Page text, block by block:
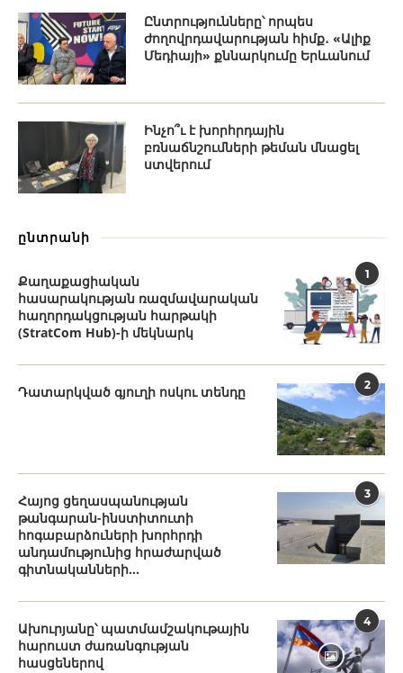
Ընտրությունները՝ որպես
ժողովրդավարության հիմք․ «Ալիք
Մեդիայի» քննարկումը Երևանում
Ինչո՞ւ է խորհրդային
բռնաճնշումների թեման մնացել
ստվերում
ընտրանի
1
Քաղաքացիական
հասարակության ռազմավարական
հաղորդակցության հարթակի
(StratCom Hub)-ի մեկնարկ
2
Դատարկված գյուղի ոսկու տենդը
3
Հայոց ցեղասպանության
թանգարան-ինստիտուտի
հոգաբարձուների խորհրդի
անդամությունից հրաժարված
գիտնականների...
4
Ախուրյանը՝ պատմամշակութային
հարուստ ժառանգության
հասցեներով